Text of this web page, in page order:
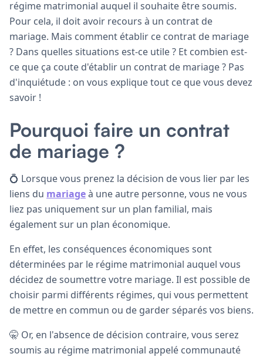
régime matrimonial auquel il souhaite être soumis.
Pour cela, il doit avoir recours à un contrat de
mariage. Mais comment établir ce contrat de mariage
? Dans quelles situations est-ce utile ? Et combien est-
ce que ça coute d'établir un contrat de mariage ? Pas
d'inquiétude : on vous explique tout ce que vous devez
savoir !
Pourquoi faire un contrat
de mariage ?
💍 Lorsque vous prenez la décision de vous lier par les
liens du mariageà une autre personne, vous ne vous
liez pas uniquement sur un plan familial, mais
également sur un plan économique.
En effet, les conséquences économiques sont
déterminées par le régime matrimonial auquel vous
décidez de soumettre votre mariage. Il est possible de
choisir parmi différents régimes, qui vous permettent
de mettre en commun ou de garder séparés vos biens.
🤫 Or, en l'absence de décision contraire, vous serez
soumis au régime matrimonial appelé communauté